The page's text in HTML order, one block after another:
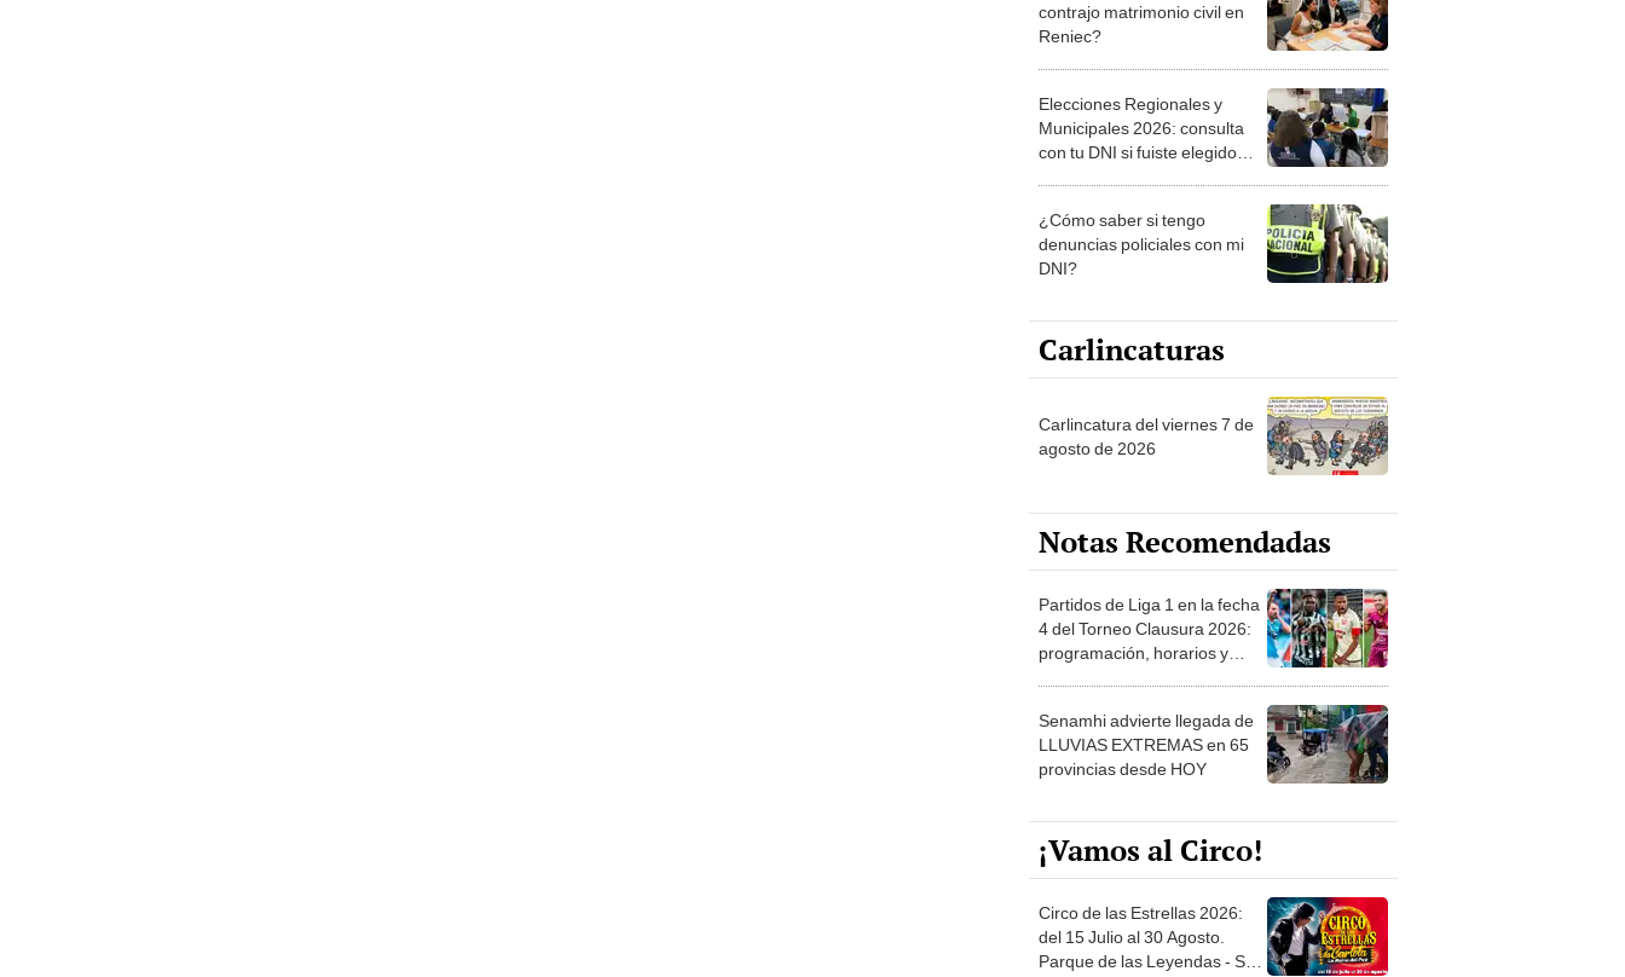
contrajo matrimonio civil en
Reniec?
Elecciones Regionales y
Municipales 2026: consulta
con tu DNI si fuiste elegido
la ONPE
¿Cómo saber si tengo
denuncias policiales con mi
DNI?
Carlincaturas
Carlincatura del viernes 7 de
agosto de 2026
Notas Recomendadas
Partidos de Liga 1 en la fecha
4 del Torneo Clausura 2026:
programación, horarios y
Senamhi advierte llegada de
LLUVIAS EXTREMAS en 65
provincias desde HOY
¡Vamos al Circo!
Circo de las Estrellas 2026:
del 15 Julio al 30 Agosto.
Parque de las Leyendas - San